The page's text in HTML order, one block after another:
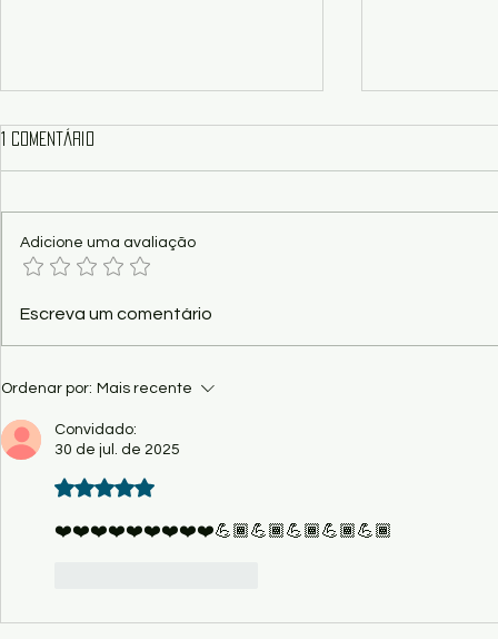
Show - "Vital – O Musical dos
Palácio Popular
1 comentário
Adicione uma avaliação
Escreva um comentário
Ordenar por: Mais recente
Convidado:
30 de jul. de 2025
Avaliado com 5 de 5 estrelas.
❤️❤️❤️❤️❤️❤️❤️❤️❤️💪🏾💪🏾💪🏾💪🏾💪🏾